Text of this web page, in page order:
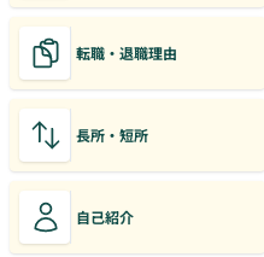
転職・退職理由
長所・短所
自己紹介